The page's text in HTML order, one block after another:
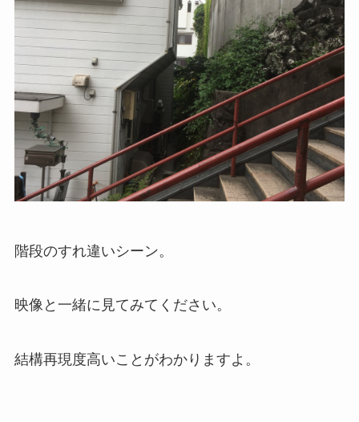
階段のすれ違いシーン。
映像と一緒に見てみてください。
結構再現度高いことがわかりますよ。